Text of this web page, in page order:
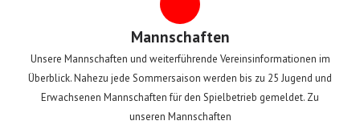
Mannschaften
Unsere Mannschaften und weiterführende Vereinsinformationen im
Überblick. Nahezu jede Sommersaison werden bis zu 25 Jugend und
Erwachsenen Mannschaften für den Spielbetrieb gemeldet. Zu
unseren Mannschaften